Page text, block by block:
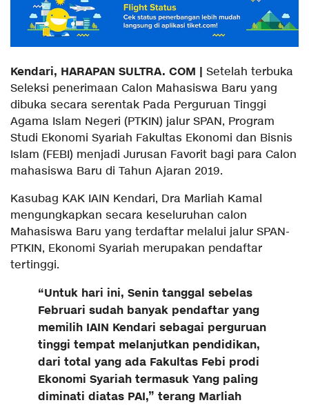
Kendari, HARAPAN SULTRA. COM | Setelah terbuka
Seleksi penerimaan Calon Mahasiswa Baru yang
dibuka secara serentak Pada Perguruan Tinggi
Agama Islam Negeri (PTKIN) jalur SPAN, Program
Studi Ekonomi Syariah Fakultas Ekonomi dan Bisnis
Islam (FEBI) menjadi Jurusan Favorit bagi para Calon
mahasiswa Baru di Tahun Ajaran 2019.
Kasubag KAK IAIN Kendari, Dra Marliah Kamal
mengungkapkan secara keseluruhan calon
Mahasiswa Baru yang terdaftar melalui jalur SPAN-
PTKIN, Ekonomi Syariah merupakan pendaftar
tertinggi.
“Untuk hari ini, Senin tanggal sebelas
Februari sudah banyak pendaftar yang
memilih IAIN Kendari sebagai perguruan
tinggi tempat melanjutkan pendidikan,
dari total yang ada Fakultas Febi prodi
Ekonomi Syariah termasuk Yang paling
diminati diatas PAI,” terang Marliah